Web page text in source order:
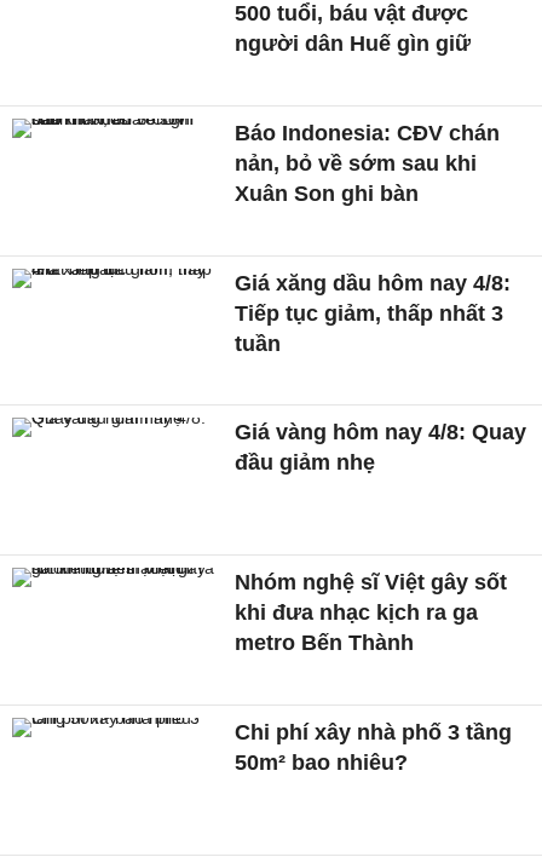
500 tuổi, báu vật được
người dân Huế gìn giữ
Báo Indonesia: CĐV chán
nản, bỏ về sớm sau khi
Xuân Son ghi bàn
Giá xăng dầu hôm nay 4/8:
Tiếp tục giảm, thấp nhất 3
tuần
Giá vàng hôm nay 4/8: Quay
đầu giảm nhẹ
Nhóm nghệ sĩ Việt gây sốt
khi đưa nhạc kịch ra ga
metro Bến Thành
Chi phí xây nhà phố 3 tầng
50m² bao nhiêu?